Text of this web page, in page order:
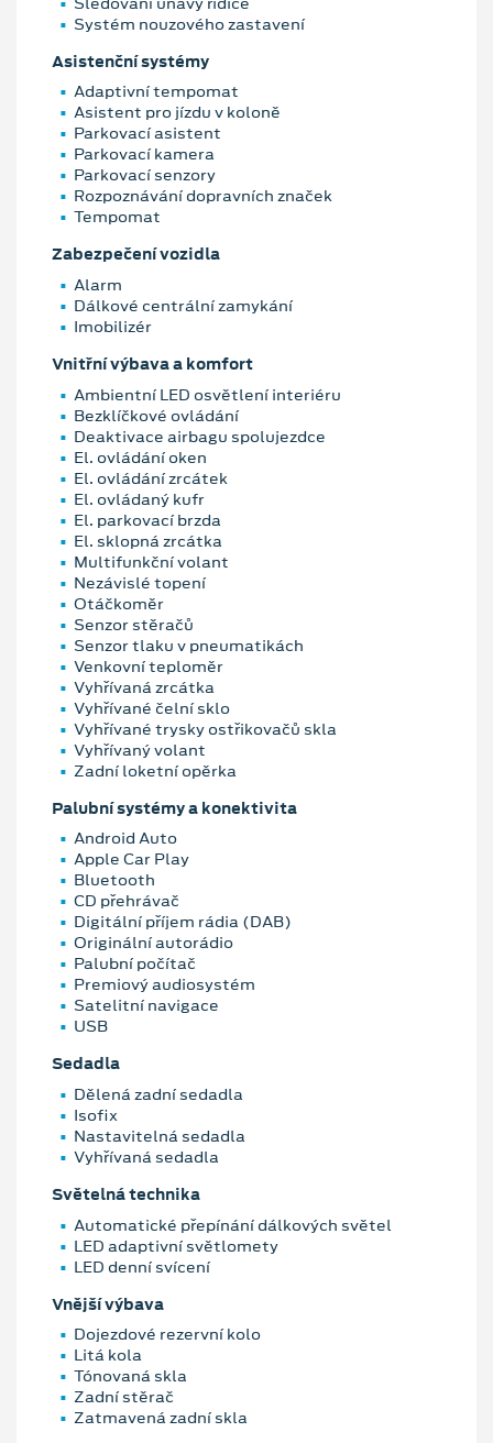
Systém nouzového zastavení
Asistenční systémy
Adaptivní tempomat
Asistent pro jízdu v koloně
Parkovací asistent
Parkovací kamera
Parkovací senzory
Rozpoznávání dopravních značek
Tempomat
Zabezpečení vozidla
Alarm
Dálkové centrální zamykání
Imobilizér
Vnitřní výbava a komfort
Ambientní LED osvětlení interiéru
Bezklíčkové ovládání
Deaktivace airbagu spolujezdce
El. ovládání oken
El. ovládání zrcátek
El. ovládaný kufr
El. parkovací brzda
El. sklopná zrcátka
Multifunkční volant
Nezávislé topení
Otáčkoměr
Senzor stěračů
Senzor tlaku v pneumatikách
Venkovní teploměr
Vyhřívaná zrcátka
Vyhřívané čelní sklo
Vyhřívané trysky ostřikovačů skla
Vyhřívaný volant
Zadní loketní opěrka
Palubní systémy a konektivita
Android Auto
Apple Car Play
Bluetooth
CD přehrávač
Digitální příjem rádia (DAB)
Originální autorádio
Palubní počítač
Premiový audiosystém
Satelitní navigace
USB
Sedadla
Dělená zadní sedadla
Isofix
Nastavitelná sedadla
Vyhřívaná sedadla
Světelná technika
Automatické přepínání dálkových světel
LED adaptivní světlomety
LED denní svícení
Vnější výbava
Dojezdové rezervní kolo
Litá kola
Tónovaná skla
Zadní stěrač
Zatmavená zadní skla